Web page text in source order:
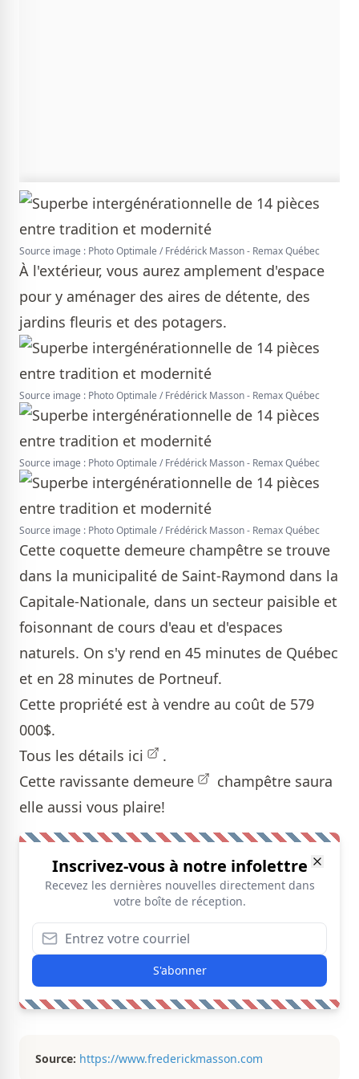
Source image : Photo Optimale / Frédérick Masson - Remax Québec
À l'extérieur, vous aurez amplement d'espace
pour y aménager des aires de détente, des
jardins fleuris et des potagers.
Source image : Photo Optimale / Frédérick Masson - Remax Québec
Source image : Photo Optimale / Frédérick Masson - Remax Québec
Source image : Photo Optimale / Frédérick Masson - Remax Québec
Cette coquette demeure champêtre se trouve
dans la municipalité de Saint-Raymond dans la
Capitale-Nationale, dans un secteur paisible et
foisonnant de cours d'eau et d'espaces
naturels. On s'y rend en 45 minutes de Québec
et en 28 minutes de Portneuf.
Cette propriété est à vendre au coût de 579
000$.
Tous les détails ici
.
Cette ravissante demeure
champêtre saura
elle aussi vous plaire!
Inscrivez-vous à notre infolettre
Recevez les dernières nouvelles directement dans
votre boîte de réception.
S'abonner
Source: https://www.frederickmasson.com